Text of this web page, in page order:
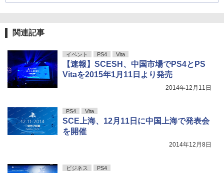
関連記事
イベント PS4 Vita
【速報】SCESH、中国市場でPS4とPS
Vitaを2015年1月11日より発売
2014年12月11日
PS4 Vita
SCE上海、12月11日に中国上海で発表会
を開催
2014年12月8日
ビジネス PS4